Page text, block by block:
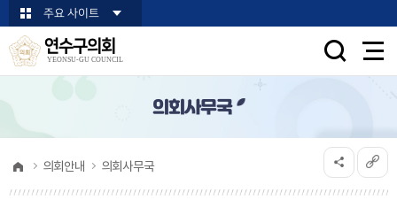
본문바로가기주요 사이트
연수구의회
YEONSU-GU COUNCIL
의회사무국
의회안내 의회사무국